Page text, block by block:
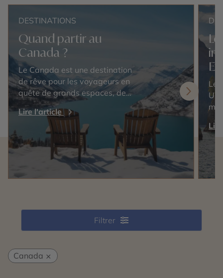
DESTINATIONS
Quand partir au
Canada ?
Le Canada est une destination
de rêve pour les voyageurs en
quête de grands espaces, de
paysages époustouflants et
d'une culture riche. Cependant,
choisir la meilleure période pour
visiter ce…
Lire l'article
Filtrer
Canada